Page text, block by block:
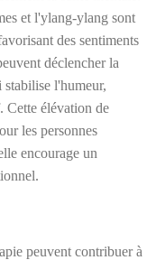
et l'ylang-ylang sont
des sentiments
déclencher la
l'humeur,
Cette élévation de
les personnes
encourage un
peuvent contribuer à